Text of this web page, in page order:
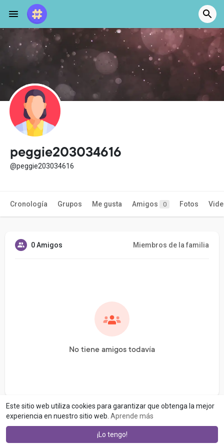
Este sitio web utiliza cookies para garantizar que obtenga la mejor
experiencia en nuestro sitio web. Aprende más
¡Lo tengo!
peggie203034616
@peggie203034616
Cronología Grupos Me gusta Amigos 0 Fotos
0 Amigos Miembros de la familia
No tiene amigos todavía